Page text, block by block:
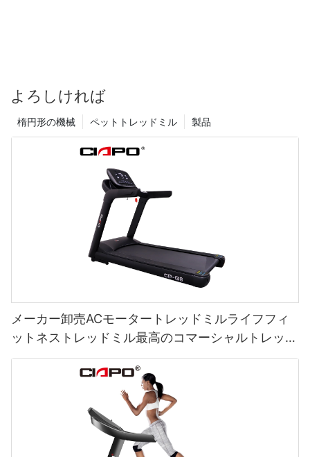
よろしければ
製品
ペットトレッドミル
楕円形の機械
メーカー卸売ACモータートレッドミルライフフィ
ットネストレッドミル最高のコマーシャルトレッド
ミル